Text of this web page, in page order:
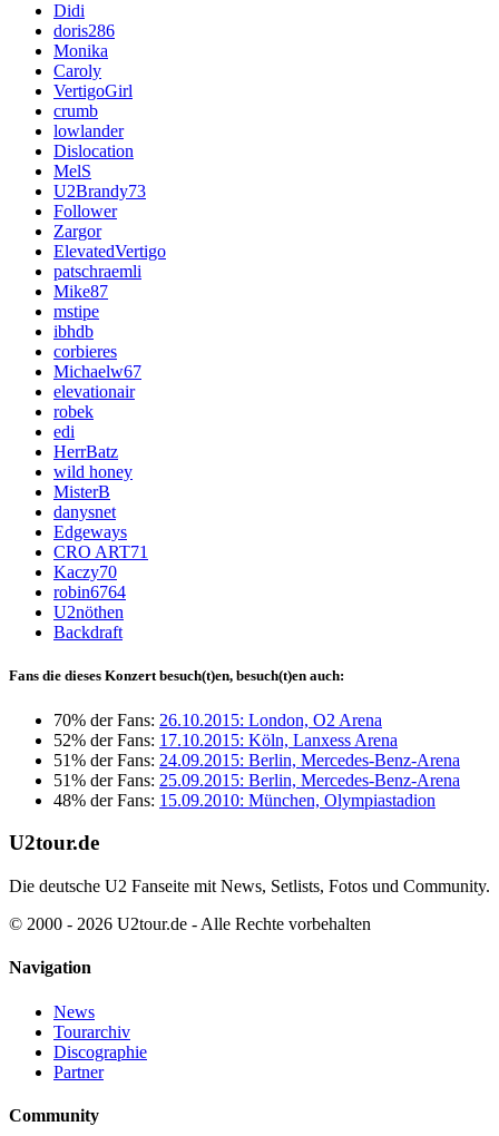
Didi
doris286
Monika
Caroly
VertigoGirl
crumb
lowlander
Dislocation
MelS
U2Brandy73
Follower
Zargor
ElevatedVertigo
patschraemli
Mike87
mstipe
ibhdb
corbieres
Michaelw67
elevationair
robek
edi
HerrBatz
wild honey
MisterB
danysnet
Edgeways
CRO ART71
Kaczy70
robin6764
U2nöthen
Backdraft
Fans die dieses Konzert besuch(t)en, besuch(t)en auch:
70% der Fans: 26.10.2015: London, O2 Arena
52% der Fans: 17.10.2015: Köln, Lanxess Arena
51% der Fans: 24.09.2015: Berlin, Mercedes-Benz-Arena
51% der Fans: 25.09.2015: Berlin, Mercedes-Benz-Arena
48% der Fans: 15.09.2010: München, Olympiastadion
U2tour.de
Die deutsche U2 Fanseite mit News, Setlists, Fotos und Community.
© 2000 - 2026 U2tour.de - Alle Rechte vorbehalten
Navigation
News
Tourarchiv
Discographie
Partner
Community